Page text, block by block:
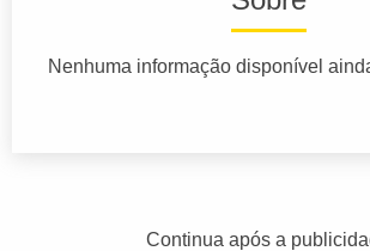
Nenhuma informação disponível
Continua após a